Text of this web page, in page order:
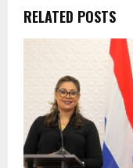
RELATED POSTS